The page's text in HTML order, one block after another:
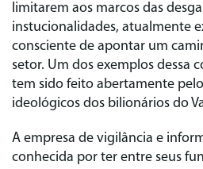
limitarem aos marcos das
instucionalidades, atualmente
consciente de apontar um
setor. Um dos exemplos dessa
tem sido feito abertamente
ideológicos dos bilionários do
A empresa de vigilância e
conhecida por ter entre seus